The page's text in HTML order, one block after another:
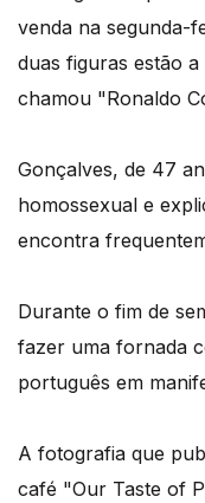
venda na segunda-
duas figuras estão
chamou "Ronaldo
Gonçalves, de 47
homossexual e
encontra
Durante o fim de
fazer uma fornada
português em
A fotografia que
café "Our Taste of